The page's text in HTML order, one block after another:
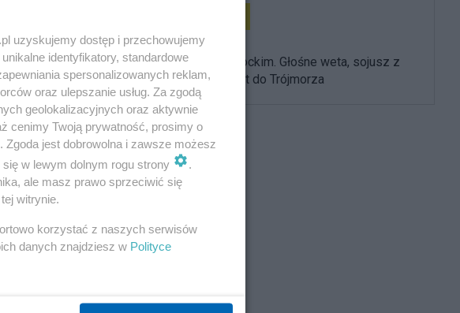
Rok z Nawrockim. Głośne weta, sojusz z
USA i powrót do Trójmorza
uzyskujemy dostęp i przechowujemy
identyfikatory, standardowe
spersonalizowanych reklam,
oraz ulepszanie usług. Za zgodą
geolokalizacyjnych oraz aktywnie
cenimy Twoją prywatność, prosimy o
Zgoda jest dobrowolna i zawsze możesz
w lewym dolnym rogu strony
.
ale masz prawo sprzeciwić się
witrynie.
korzystać z naszych serwisów
danych znajdziesz w Polityce